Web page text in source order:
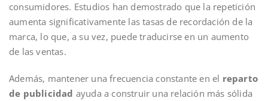
consumidores. Estudios han demostrado que la repetición
aumenta significativamente las tasas de recordación de la
marca, lo que, a su vez, puede traducirse en un aumento
de las ventas.
Además, mantener una frecuencia constante en el reparto
de publicidad ayuda a construir una relación más sólida